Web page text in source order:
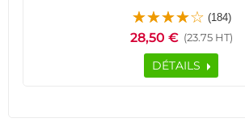
connectée, ce dispositif est parfait
maisons, appartements, locaux
plus.Avec une alimentation par
garantissant jusqu'à 3 ans d'autonomie,
une couverture complète grâce à sa
(184)
28,50 € (23.75 HT)
DÉTAILS